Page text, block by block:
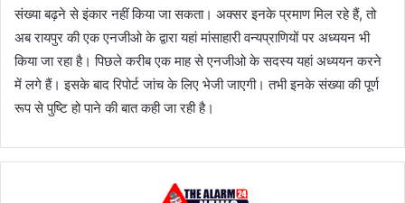
संख्या बढ़ने से इंकार नहीं किया जा सकता। अक्सर इनके प्रमाण मिल रहे हैं, तो
अब रायपुर की एक एनजीओ के द्वारा यहां मांसाहारी वन्यप्राणियों पर अध्ययन भी
किया जा रहा है। पिछले करीब एक माह से एनजीओ के सदस्य यहां अध्ययन करने
में लगे हैं। इसके बाद रिपोर्ट जांच के लिए भेजी जाएगी। तभी इनके संख्या की पूर्ण
रूप से पुष्टि हो पाने की बात कही जा रही है।